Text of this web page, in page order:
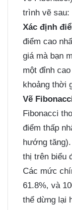
trình vẽ sau:
Xác định
điểm cao
giá mà bạn
một đỉnh
khoảng thời
Vẽ
Fibonacci
điểm thấp
hướng
thị trên biểu
Các mức
61.8%, và
thể dừng lại